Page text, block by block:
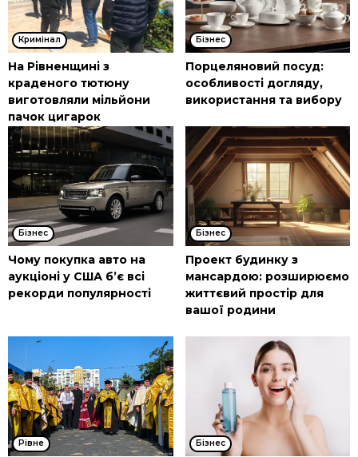
Кримінал
На Рівненщині з
краденого тютюну
виготовляли мільйони
пачок цигарок
Бізнес
Порцеляновий посуд:
особливості догляду,
використання та вибору
Бізнес
Чому покупка авто на
аукціоні у США б’є всі
рекорди популярності
Бізнес
Проект будинку з
мансардою: розширюємо
життєвий простір для
вашої родини
Рівне Бізнес